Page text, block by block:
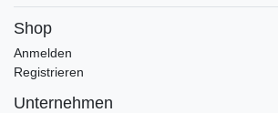
Shop
Anmelden
Registrieren
Unternehmen